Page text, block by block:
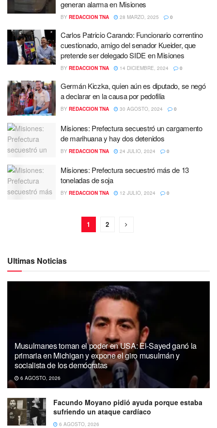
generan alarma en Misiones
BY REDACCION TNA 28 MARZO, 2025 0
Carlos Patricio Carando: Funcionario correntino
cuestionado, amigo del senador Kueider, que
pretende ser delegado SIDE en Misiones
BY REDACCION TNA 14 DICIEMBRE, 2024 0
Germán Kiczka, quien aún es diputado, se negó
a declarar en la causa por pedofilia
BY REDACCION TNA 30 AGOSTO, 2024 0
Misiones: Prefectura secuestró un cargamento
de marihuana y hay dos detenidos
BY REDACCION TNA 24 JULIO, 2024 0
Misiones: Prefectura secuestró más de 13
toneladas de soja
BY REDACCION TNA 12 JULIO, 2024 0
1 2
Ultimas Noticias
Musulmanes toman el poder en USA: El-Sayed ganó la
primaria en Michigan y expone el giro musulmán y
socialista de los demócratas
6 AGOSTO, 2026
Facundo Moyano pidió ayuda porque estaba
sufriendo un ataque cardíaco
6 AGOSTO, 2026